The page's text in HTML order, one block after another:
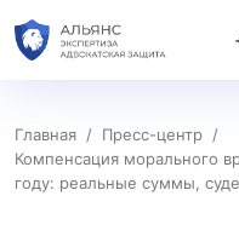
Главная / Пресс-центр /
Компенсация морального
году: реальные суммы,